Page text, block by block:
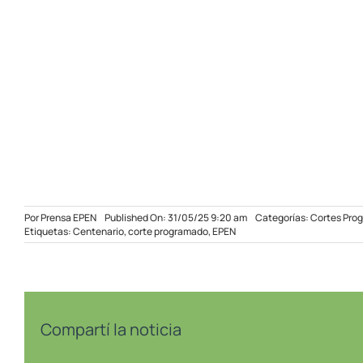
PorPrensa EPEN Published On: 31/05/25 9:20 am Categorías:Cortes
Etiquetas:Centenario,corte programado,EPEN
Compartí la noticia